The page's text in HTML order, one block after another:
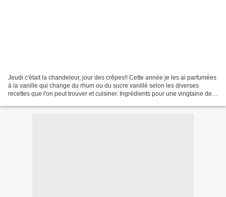
Jeudi c'était la chandeleur, jour des crêpes!! Cette année je les ai parfumées
à la vanille qui change du rhum ou du sucre vanillé selon les diverses
recettes que l'on peut trouver et cuisiner. Ingrédients pour une vingtaine de